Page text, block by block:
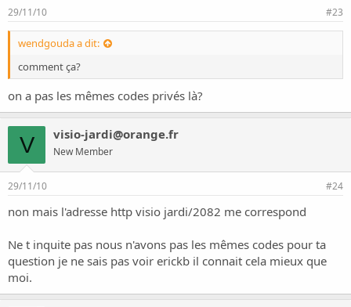
29/11/10 #23
wendgouda a dit:
comment ça?
on a pas les mêmes codes privés là?
V visio-jardi@orange.fr
New Member
29/11/10 #24
non mais l'adresse http visio jardi/2082 me correspond
Ne t inquite pas nous n'avons pas les mêmes codes pour ta
question je ne sais pas voir erickb il connait cela mieux que
moi.